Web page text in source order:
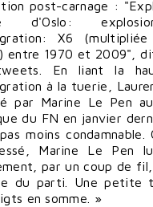
post-carnage :
d'Oslo:
X6
entre 1970 et 2009",
En liant la
à la tuerie,
par Marine Le Pen
du FN en janvier
moins condamnable.
Marine Le Pen
par un coup de
du parti. Une petite
en somme. »